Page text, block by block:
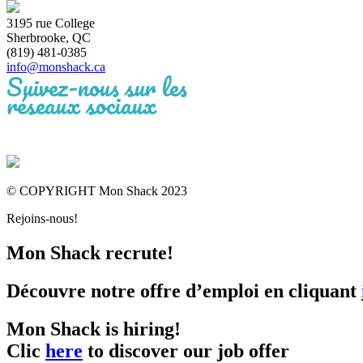
3195 rue College
Sherbrooke, QC
(819) 481-0385
info@monshack.ca
Suivez-nous sur les
réseaux sociaux
© COPYRIGHT Mon Shack 2023
Rejoins-nous!
Mon Shack recrute!
Découvre notre offre d’emploi en cliquant
Mon Shack is hiring!
Clic here to discover our job offer